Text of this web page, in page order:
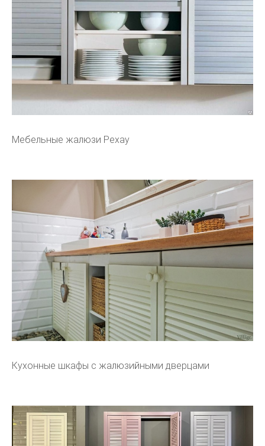
Мебельные жалюзи Рехау
Кухонные шкафы с жалюзийными дверцами